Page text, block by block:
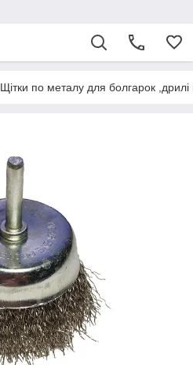
Щітки по металу для болгарок ,дрилі